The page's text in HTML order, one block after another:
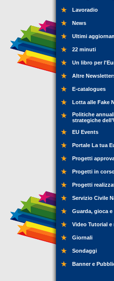
Lavoradio
News
Ultimi
22 minuti
Un libro per
Altre
E-catalogues
Lotta alle Fake
Politiche
strategiche
EU Events
Portale La tua
Progetti
Progetti in
Progetti
Servizio Civile
Guarda, gioca e
Video Tutorial e
Giornali
Sondaggi
Banner e